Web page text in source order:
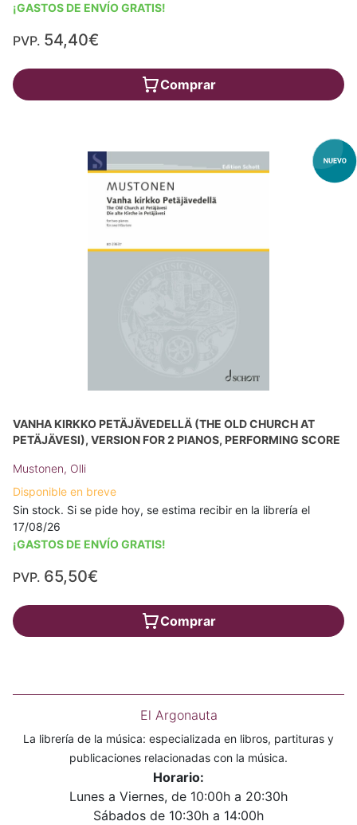
¡GASTOS DE ENVÍO GRATIS!
PVP. 54,40€
Comprar
VANHA KIRKKO PETÄJÄVEDELLÄ (THE OLD CHURCH AT
PETÄJÄVESI), VERSION FOR 2 PIANOS, PERFORMING SCORE
Mustonen, Olli
Disponible en breve
Sin stock. Si se pide hoy, se estima recibir en la librería el
17/08/26
¡GASTOS DE ENVÍO GRATIS!
PVP. 65,50€
Comprar
El Argonauta
La librería de la música: especializada en libros, partituras y
publicaciones relacionadas con la música.
Horario:
Lunes a Viernes, de 10:00h a 20:30h
Sábados de 10:30h a 14:00h